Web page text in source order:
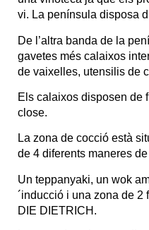
vi. La península disposa
De l’altra banda de la
gavetes més calaixos
de vaixelles, utensilis de
Els calaixos disposen de
close.
La zona de cocció està
de 4 diferents maneres
Un teppanyaki, un wok
´inducció i una zona de 2
DIE DIETRICH.